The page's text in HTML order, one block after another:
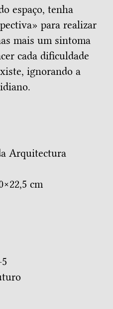
espaço, tenha
para realizar
mais um sintoma
cada dificuldade
ignorando a
Arquitectura
cm